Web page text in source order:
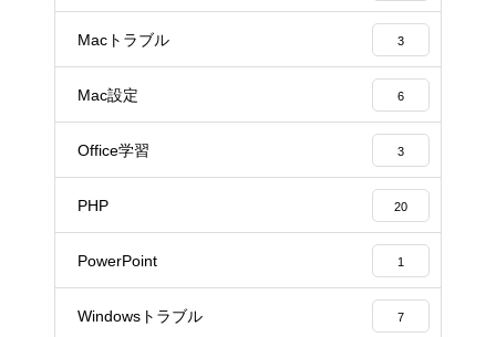
Macトラブル 3
Mac設定 6
Office学習 3
PHP 20
PowerPoint 1
Windowsトラブル 7